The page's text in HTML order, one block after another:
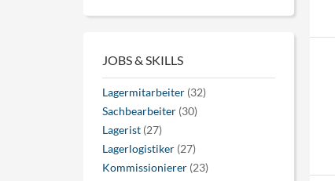
JOBS & SKILLS
Lagermitarbeiter (32)
Sachbearbeiter (30)
Lagerist (27)
Lagerlogistiker (27)
Kommissionierer (23)